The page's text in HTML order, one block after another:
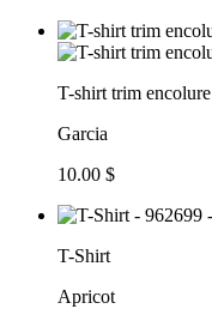
T-shirt trim encolure
Garcia
10.00 $
T-Shirt
Apricot